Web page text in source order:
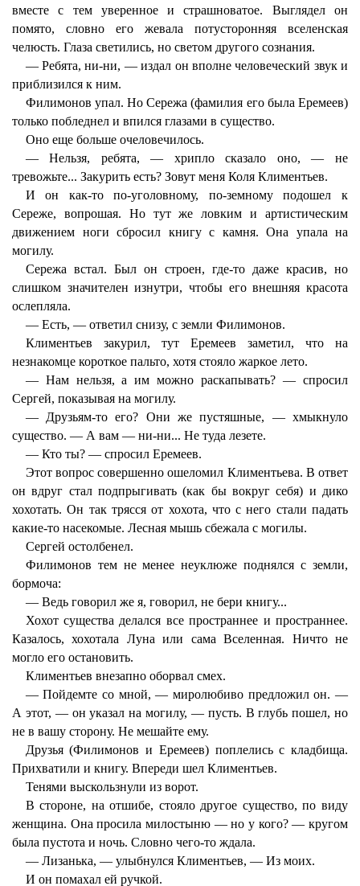
вместе с тем уверенное и страшноватое. Выглядел он
помято, словно его жевала потусторонняя вселенская
челюсть. Глаза светились, но светом другого сознания.
— Ребята, ни-ни, — издал он вполне человеческий звук и
приблизился к ним.
Филимонов упал. Но Сережа (фамилия его была Еремеев)
только побледнел и впился глазами в существо.
Оно еще больше очеловечилось.
— Нельзя, ребята, — хрипло сказало оно, — не
тревожьте... Закурить есть? Зовут меня Коля Климентьев.
И он как-то по-уголовному, по-земному подошел к
Сереже, вопрошая. Но тут же ловким и артистическим
движением ноги сбросил книгу с камня. Она упала на
могилу.
Сережа встал. Был он строен, где-то даже красив, но
слишком значителен изнутри, чтобы его внешняя красота
ослепляла.
— Есть, — ответил снизу, с земли Филимонов.
Климентьев закурил, тут Еремеев заметил, что на
незнакомце короткое пальто, хотя стояло жаркое лето.
— Нам нельзя, а им можно раскапывать? — спросил
Сергей, показывая на могилу.
— Друзьям-то его? Они же пустяшные, — хмыкнуло
существо. — А вам — ни-ни... Не туда лезете.
— Кто ты? — спросил Еремеев.
Этот вопрос совершенно ошеломил Климентьева. В ответ
он вдруг стал подпрыгивать (как бы вокруг себя) и дико
хохотать. Он так трясся от хохота, что с него стали падать
какие-то насекомые. Лесная мышь сбежала с могилы.
Сергей остолбенел.
Филимонов тем не менее неуклюже поднялся с земли,
бормоча:
— Ведь говорил же я, говорил, не бери книгу...
Хохот существа делался все пространнее и пространнее.
Казалось, хохотала Луна или сама Вселенная. Ничто не
могло его остановить.
Климентьев внезапно оборвал смех.
— Пойдемте со мной, — миролюбиво предложил он. —
А этот, — он указал на могилу, — пусть. В глубь пошел, но
не в вашу сторону. Не мешайте ему.
Друзья (Филимонов и Еремеев) поплелись с кладбища.
Прихватили и книгу. Впереди шел Климентьев.
Тенями выскользнули из ворот.
В стороне, на отшибе, стояло другое существо, по виду
женщина. Она просила милостыню — но у кого? — кругом
была пустота и ночь. Словно чего-то ждала.
— Лизанька, — улыбнулся Климентьев, — Из моих.
И он помахал ей ручкой.